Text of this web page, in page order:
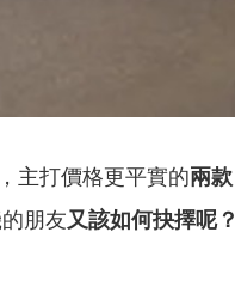
主打價格更平實的兩款
朋友又該如何抉擇呢？